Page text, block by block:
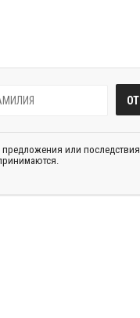
или последствия,